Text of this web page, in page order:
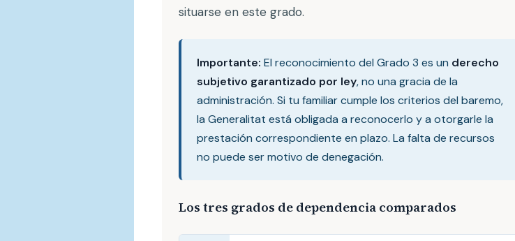
situarse en este grado.
Importante: El reconocimiento del Grado 3 es un derecho
subjetivo garantizado por ley, no una gracia de la
administración. Si tu familiar cumple los criterios del baremo,
la Generalitat está obligada a reconocerlo y a otorgarle la
prestación correspondiente en plazo. La falta de recursos
no puede ser motivo de denegación.
Los tres grados de dependencia comparados